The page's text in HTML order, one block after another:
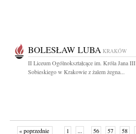
BOLESŁAW LUBA KRAKÓW
II Liceum Ogólnokształcące im. Króla Jana III
Sobieskiego w Krakowie z żalem żegna...
« poprzednie 1 ... 56 57 58